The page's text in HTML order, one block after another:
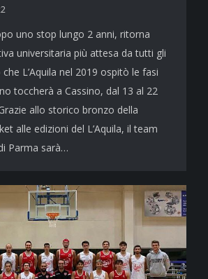
uno stop lungo 2 anni, ritorna
universitaria più attesa da tutti gli
L’Aquila nel 2019 ospitò le fasi
toccherà a Cassino, dal 13 al 22
allo storico bronzo della
alle edizioni del L’Aquila, il team
Parma sarà…